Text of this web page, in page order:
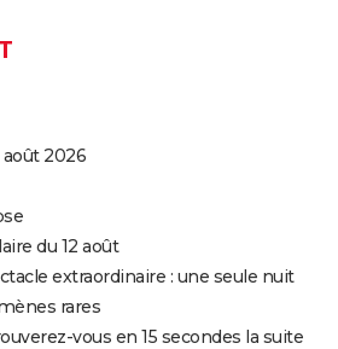
août 2026
du 12 août
extraordinaire : une seule nuit
rares
vous en 15 secondes la suite